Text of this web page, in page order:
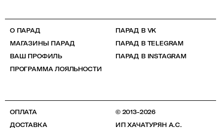
О ПАРАД
МАГАЗИНЫ ПАРАД
ВАШ ПРОФИЛЬ
ПРОГРАММА ЛОЯЛЬНОСТИ
ПАРАД В VK
ПАРАД В TELEGRAM
ПАРАД В INSTAGRAM
ОПЛАТА
ДОСТАВКА
© 2013-2026
ИП ХАЧАТУРЯН А.С.